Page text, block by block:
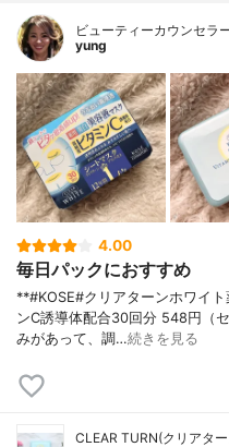
ビューティーカウンセ
yung
4.00
毎日パックにおすすめ
**#KOSE#クリアターンホワイ
ンC誘導体配合⁡30回分 548円（
みがあって、調…続きを見る
CLEAR TURN(クリアタ